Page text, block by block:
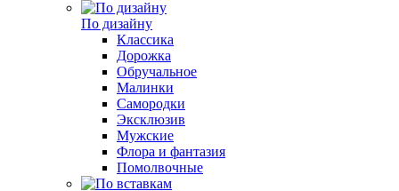
По дизайну
Классика
Дорожка
Обручальное
Малинки
Самородки
Эксклюзив
Мужские
Флора и фантазия
Помолвочные